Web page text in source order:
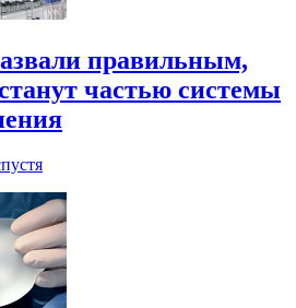
правильным,
частью системы